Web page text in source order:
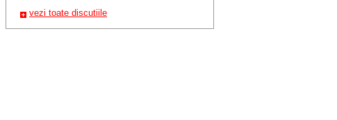
vezi toate discutiile